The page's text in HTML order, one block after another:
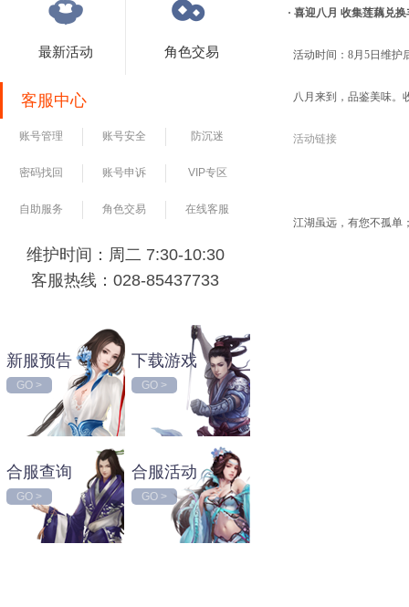
最新活动 角色交易
客服中心
账号管理 账号安全 防沉迷
密码找回 账号申诉 VIP专区
自助服务 角色交易 在线客服
维护时间：周二 7:30-10:30
客服热线：028-85437733
新服预告
GO >
下载游戏
GO >
合服查询
GO >
合服活动
GO >
· 喜迎八月 收集莲藕兑
活动时间：8月5日维护
八月来到，品鉴美味。
活动链接
江湖虽远，有您不孤单